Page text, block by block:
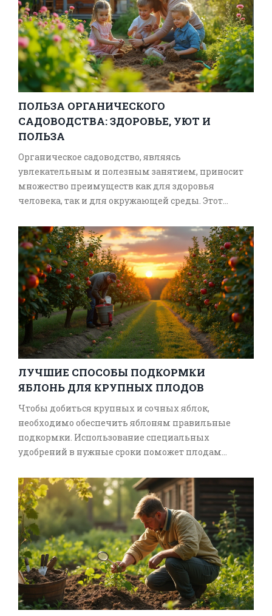
плодоносным.
ПОЛЬЗА ОРГАНИЧЕСКОГО
САДОВОДСТВА: ЗДОРОВЬЕ, УЮТ И
ПОЛЬЗА
Органическое садоводство, являясь
увлекательным и полезным занятием, приносит
множество преимуществ как для здоровья
человека, так и для окружающей среды. Этот
и натуральные продукты, снизить уровень стресса
и улучшить общее самочувствие. Исследования
показывают, что садоводство помогает укрепить
иммунитет и обеспечивает физическую
активность. В статье раскрываются многие
аспекты садоводства и то, как оно может быть
полезным для вашего здоровья и счастья.
ЛУЧШИЕ СПОСОБЫ ПОДКОРМКИ
ЯБЛОНЬ ДЛЯ КРУПНЫХ ПЛОДОВ
Чтобы добиться крупных и сочных яблок,
необходимо обеспечить яблоням правильные
подкормки. Использование специальных
удобрений в нужные сроки поможет плодам
веществами. В статье мы рассмотрим, какие
именно подкормки и в какие сроки помогут
вашему саду расцвести и дать богатые урожаи.
Узнайте, как ухаживать за яблонями, чтобы они
радовали вас обилием плодов каждый год.